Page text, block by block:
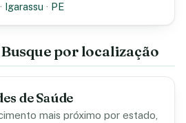
· Igarassu · PE
por localização
de Saúde
mais próximo por estado,